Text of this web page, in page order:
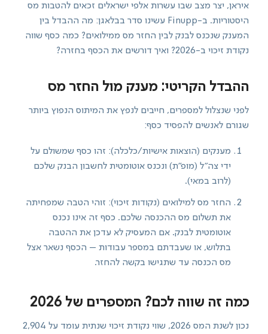
איראן, יצר מצב שבו עשרות אלפי ישראלים זכאים להטבות מס
היסטוריות. ב-Finupp עשינו סדר בבלאגן: מה ההבדל בין
המענק שנכנס לבנק לבין החזר מס ממילואים? כמה כסף שווה
נקודת זיכוי ב-2026? ואיך דורשים את הכסף בחזרה?
ההבדל הקריטי: מענק מול החזר מס
לפני שנצלול למספרים, חייבים לנפץ את המיתוס הנפוץ ביותר
שגורם לאנשים להפסיד כסף:
מענקים (הוצאות אישיות/כלכלה): זהו כסף שמשולם על
ידי צה"ל (מופ"ת) ונכנס אוטומטית לחשבון הבנק שלכם
(לרוב במאי).
החזר מס למילואים (נקודות זיכוי): זוהי הטבה שמפחיתה
את תשלום מס ההכנסה שלכם. כסף זה אינו נכנס
אוטומטית לבנק. אם המעסיק לא עדכן את ההטבה
בתלוש, או שעבדתם במספר עבודות – הכסף נשאר אצל
מס הכנסה עד שתגישו בקשה להחזר.
כמה זה שווה לכם? המספרים של 2026
נכון לשנת המס 2026, שווי נקודת זיכוי שנתית עומד על 2,904